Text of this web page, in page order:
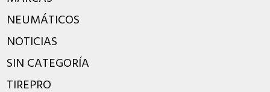
NEUMÁTICOS
NOTICIAS
SIN CATEGORÍA
TIREPRO